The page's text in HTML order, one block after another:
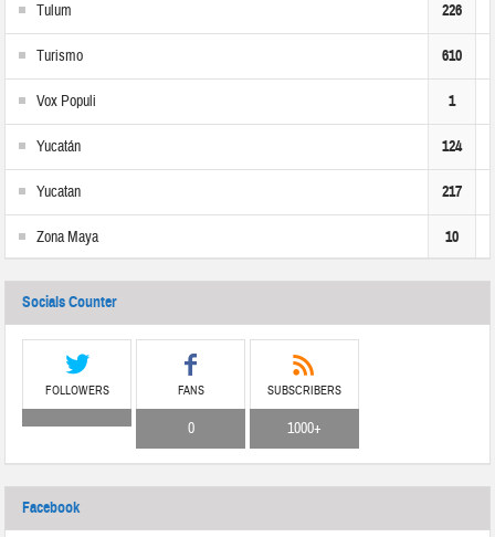
Tulum 226
Turismo 610
Vox Populi 1
Yucatán 124
Yucatan 217
Zona Maya 10
Socials Counter
FOLLOWERS FANS
0
SUBSCRIBERS
1000+
Facebook